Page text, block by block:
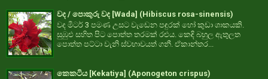
වද / පොකුරු වද [Wada] (Hibiscus rosa-sinensis)
වද මීටර් 3 පමණ උසට වැඩෙන පඳුරක් හෝ කුඩා ශාකයකි.
සුඹුළු සහිත පිට පොත්ත තරමක් රළුය. කෙඳි බහුල ඇතුලත
පොත්ත පට්ටා වැනි ස්වභාවයත් ගනී. ඒකාන්තර...
කෙකටිය [Kekatiya] (Aponogeton crispus)